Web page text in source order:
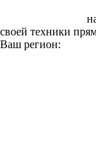
своей техники
Ваш регион: